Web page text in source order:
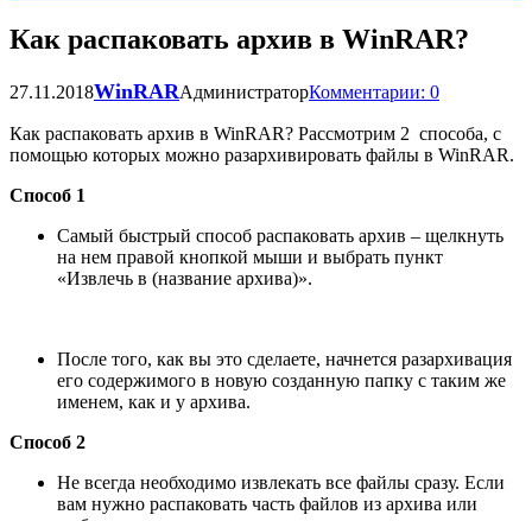
Как распаковать архив в WinRAR?
27.11.2018WinRARАдминистраторКомментарии: 0
Как распаковать архив в WinRAR? Рассмотрим 2 способа, с
помощью которых можно разархивировать файлы в WinRAR.
Способ 1
Самый быстрый способ распаковать архив – щелкнуть
на нем правой кнопкой мыши и выбрать пункт
«Извлечь в (название архива)».
После того, как вы это сделаете, начнется разархивация
его содержимого в новую созданную папку с таким же
именем, как и у архива.
Способ 2
Не всегда необходимо извлекать все файлы сразу. Если
вам нужно распаковать часть файлов из архива или